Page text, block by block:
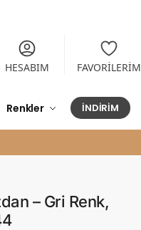
HESABIM FAVORİLERİM
Renkler İNDİRİM
– Gri Renk,